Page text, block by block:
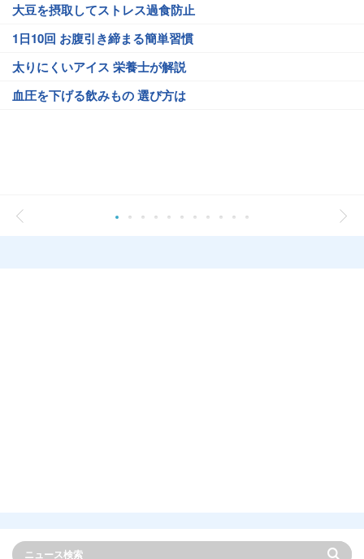
大豆を摂取してストレス過食防止
1日10回 お腹引き締まる簡単習慣
太りにくいアイス 栄養士が解説
血圧を下げる飲みもの 選び方は